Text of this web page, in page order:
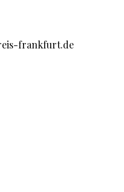
frankfurt.de